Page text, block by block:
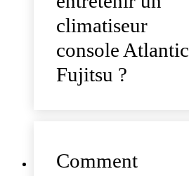
climatiseur
console Atlantic
Fujitsu ?
Comment